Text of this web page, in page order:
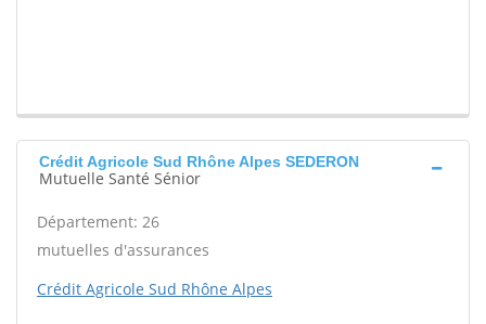
Crédit Agricole Sud Rhône Alpes SEDERON
Mutuelle Santé Sénior
Département: 26
mutuelles d'assurances
Crédit Agricole Sud Rhône Alpes